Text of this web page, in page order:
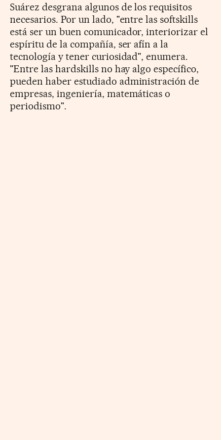
Suárez desgrana algunos de los requisitos
necesarios. Por un lado, "entre las softskills
está ser un buen comunicador, interiorizar el
espíritu de la compañía, ser afín a la
tecnología y tener curiosidad", enumera.
"Entre las hardskills no hay algo específico,
pueden haber estudiado administración de
empresas, ingeniería, matemáticas o
periodismo".